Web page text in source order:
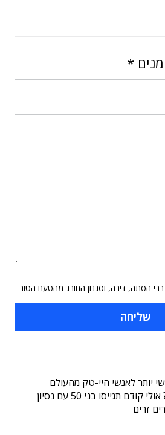
*
הסתה, דיבה, וסגנון החורג מהטעם הטוב
יותר לאנשי היי-טק מהעולם
לעבוד בישראל"??? אולי קודם תגייסו בני 50 עם נסיון
זרים